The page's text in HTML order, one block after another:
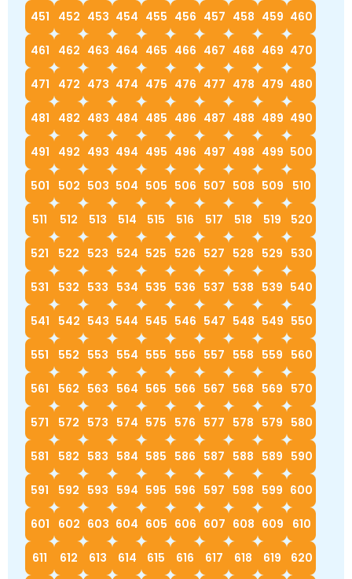
451 452 453 454 455 456 457 458 459 460
461 462 463 464 465 466 467 468 469 470
471 472 473 474 475 476 477 478 479 480
481 482 483 484 485 486 487 488 489 490
491 492 493 494 495 496 497 498 499 500
501 502 503 504 505 506 507 508 509 510
511 512 513 514 515 516 517 518 519 520
521 522 523 524 525 526 527 528 529 530
531 532 533 534 535 536 537 538 539 540
541 542 543 544 545 546 547 548 549 550
551 552 553 554 555 556 557 558 559 560
561 562 563 564 565 566 567 568 569 570
571 572 573 574 575 576 577 578 579 580
581 582 583 584 585 586 587 588 589 590
591 592 593 594 595 596 597 598 599 600
601 602 603 604 605 606 607 608 609 610
611 612 613 614 615 616 617 618 619 620